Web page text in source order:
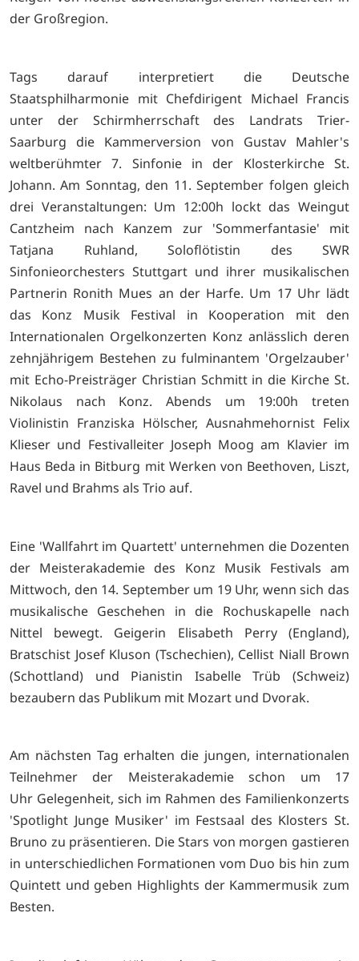
der Großregion.
Tags darauf interpretiert die Deutsche
Staatsphilharmonie mit Chefdirigent Michael Francis
unter der Schirmherrschaft des Landrats Trier-
Saarburg die Kammerversion von Gustav Mahler's
weltberühmter 7. Sinfonie in der Klosterkirche St.
Johann. Am Sonntag, den 11. September folgen gleich
drei Veranstaltungen: Um 12:00h lockt das Weingut
Cantzheim nach Kanzem zur 'Sommerfantasie' mit
Tatjana Ruhland, Soloflötistin des SWR
Sinfonieorchesters Stuttgart und ihrer musikalischen
Partnerin Ronith Mues an der Harfe. Um 17 Uhr lädt
das Konz Musik Festival in Kooperation mit den
Internationalen Orgelkonzerten Konz anlässlich deren
zehnjährigem Bestehen zu fulminantem 'Orgelzauber'
mit Echo-Preisträger Christian Schmitt in die Kirche St.
Nikolaus nach Konz. Abends um 19:00h treten
Violinistin Franziska Hölscher, Ausnahmehornist Felix
Klieser und Festivalleiter Joseph Moog am Klavier im
Haus Beda in Bitburg mit Werken von Beethoven, Liszt,
Ravel und Brahms als Trio auf.
Eine 'Wallfahrt im Quartett' unternehmen die Dozenten
der Meisterakademie des Konz Musik Festivals am
Mittwoch, den 14. September um 19 Uhr, wenn sich das
musikalische Geschehen in die Rochuskapelle nach
Nittel bewegt. Geigerin Elisabeth Perry (England),
Bratschist Josef Kluson (Tschechien), Cellist Niall Brown
(Schottland) und Pianistin Isabelle Trüb (Schweiz)
bezaubern das Publikum mit Mozart und Dvorak.
Am nächsten Tag erhalten die jungen, internationalen
Teilnehmer der Meisterakademie schon um 17
Uhr Gelegenheit, sich im Rahmen des Familienkonzerts
'Spotlight Junge Musiker' im Festsaal des Klosters St.
Bruno zu präsentieren. Die Stars von morgen gastieren
in unterschiedlichen Formationen vom Duo bis hin zum
Quintett und geben Highlights der Kammermusik zum
Besten.